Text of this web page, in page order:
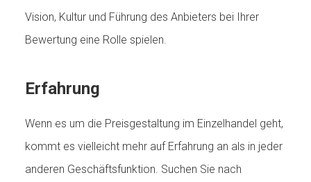
Vision, Kultur und Führung des Anbieters bei Ihrer
Bewertung eine Rolle spielen.
Erfahrung
Wenn es um die Preisgestaltung im Einzelhandel geht,
kommt es vielleicht mehr auf Erfahrung an als in jeder
anderen Geschäftsfunktion. Suchen Sie nach